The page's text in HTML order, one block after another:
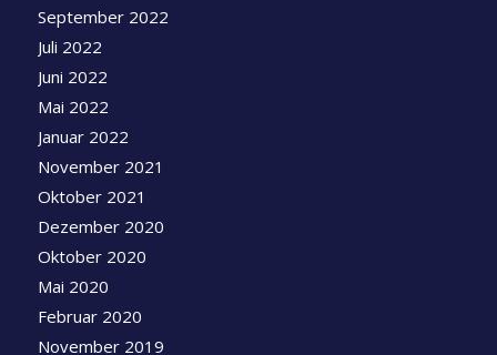
September 2022
Juli 2022
Juni 2022
Mai 2022
Januar 2022
November 2021
Oktober 2021
Dezember 2020
Oktober 2020
Mai 2020
Februar 2020
November 2019